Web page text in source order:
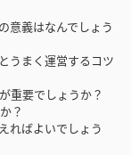
義はなんでしょう
うまく運営するコツ
重要でしょうか？
？
ればよいでしょう